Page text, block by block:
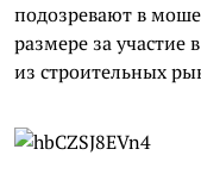
подозревают в
размере за участие
из строительных